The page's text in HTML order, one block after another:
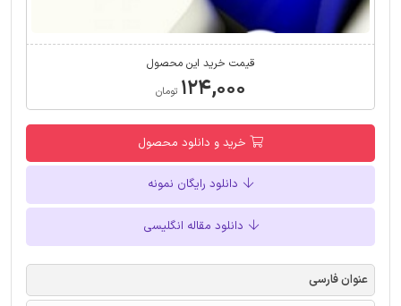
قیمت خرید این محصول
۱۲۴,۰۰۰ تومان
خرید و دانلود محصول
دانلود رایگان نمونه
دانلود مقاله انگلیسی
عنوان فارسی